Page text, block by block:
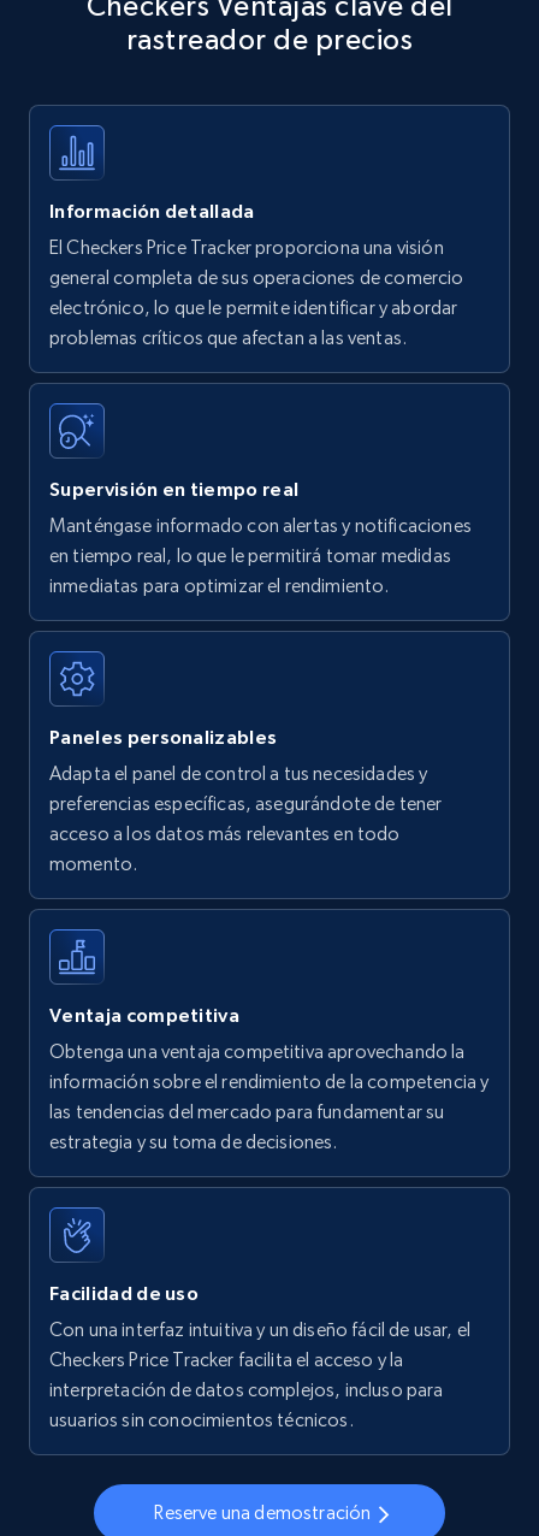
Title, Seller name, Brand, Description, Initial
35.2K+
Amazon products - find products by using
upc numbers
Title, Seller name, Brand, Description, Initial
price, Currency, Availability, Reviews count, and
35.2K+
Amazon Reviews
URL, Product name, Product rating, Product
Author name, Asin, and more.
7.4K+ 870+
Walmart - products
Specifications, Image urls, Top reviews, and
more.
5.6K+ 875+
Walmart - products - Find new products by
using specific category URL
URL, Final price, Sku, Currency, Gtin,
Specifications, Image urls, Top reviews, and
more.
Walmart - products - Collects products by
specific keywords
URL, Final price, Sku, Currency, Gtin,
Specifications, Image urls, Top reviews, and
rastreador de precios
Información detallada
El Checkers Price Tracker proporciona una visión
general completa de sus operaciones de comercio
electrónico, lo que le permite identificar y abordar
problemas críticos que afectan a las ventas.
Supervisión en tiempo real
Manténgase informado con alertas y notificaciones
en tiempo real, lo que le permitirá tomar medidas
inmediatas para optimizar el rendimiento.
Paneles personalizables
Adapta el panel de control a tus necesidades y
preferencias específicas, asegurándote de tener
acceso a los datos más relevantes en todo
momento.
Ventaja competitiva
Obtenga una ventaja competitiva aprovechando la
información sobre el rendimiento de la competencia y
las tendencias del mercado para fundamentar su
estrategia y su toma de decisiones.
Facilidad de uso
Con una interfaz intuitiva y un diseño fácil de usar, el
Checkers Price Tracker facilita el acceso y la
interpretación de datos complejos, incluso para
usuarios sin conocimientos técnicos.
Reserve una demostración